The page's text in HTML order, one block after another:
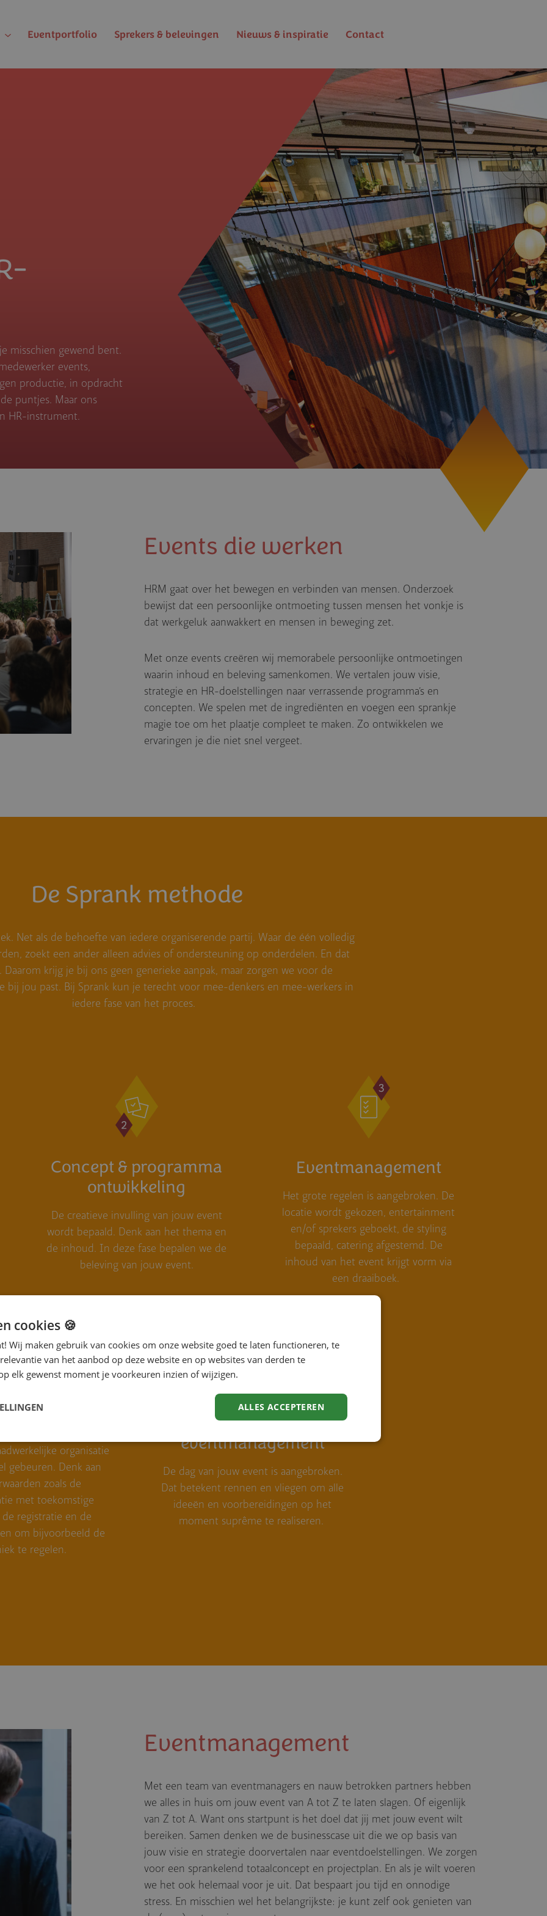
Eventportfolio Sprekers & belevingen Nieuws & inspiratie Contact
misschien gewend bent.
events,
productie, in opdracht
puntjes. Maar ons
HR-instrument.
Events die werken
HRM gaat over het bewegen en verbinden van mensen. Onderzoek
bewijst dat een persoonlijke ontmoeting tussen mensen het vonkje is
dat werkgeluk aanwakkert en mensen in beweging zet.
Met onze events creëren wij memorabele persoonlijke ontmoetingen
waarin inhoud en beleving samenkomen. We vertalen jouw visie,
strategie en HR-doelstellingen naar verrassende programma’s en
concepten. We spelen met de ingrediënten en voegen een sprankje
magie toe om het plaatje compleet te maken. Zo ontwikkelen we
ervaringen je die niet snel vergeet.
De Sprank methode
Net als de behoefte van iedere organiserende partij. Waar de één volledig
zoekt een ander alleen advies of ondersteuning op onderdelen. En dat
Daarom krijg je bij ons geen generieke aanpak, maar zorgen we voor de
bij jou past. Bij Sprank kun je terecht voor mee-denkers en mee-werkers in
iedere fase van het proces.
Concept & programma
ontwikke­ling
De creatieve invulling van jouw event
wordt bepaald. Denk aan het thema en
de inhoud. In deze fase bepalen we de
beleving van jouw event.
Eventmanagement
Het grote regelen is aangebroken. De
locatie wordt gekozen, entertainment
en/of sprekers geboekt, de styling
bepaald, catering afgestemd. De
inhoud van het event krijgt vorm via
een draaiboek.
organisatie
gebeuren. Denk aan
zoals de
met toekomstige
registratie en de
om bijvoorbeeld de
te regelen.
On site
eventmanagement
De dag van jouw event is aangebroken.
Dat betekent rennen en vliegen om alle
ideeën en voorbereidingen op het
moment suprême te realiseren.
Eventmana­ge­ment
Met een team van eventmanagers en nauw betrokken partners hebben
we alles in huis om jouw event van A tot Z te laten slagen. Of eigenlijk
van Z tot A. Want ons startpunt is het doel dat jij met jouw event wilt
bereiken. Samen denken we de businesscase uit die we op basis van
jouw visie en strategie doorvertalen naar eventdoelstellingen. We zorgen
voor een sprankelend totaalconcept en projectplan. En als je wilt voeren
we het ook helemaal voor je uit. Dat bespaart jou tijd en onnodige
stress. En misschien wel het belangrijkste: je kunt zelf ook genieten van
cookies 🍪
Wij maken gebruik van cookies om onze website goed te laten functioneren, te
van het aanbod op deze website en op websites van derden te
elk gewenst moment je voorkeuren inzien of wijzigen.
ALLES ACCEPTEREN